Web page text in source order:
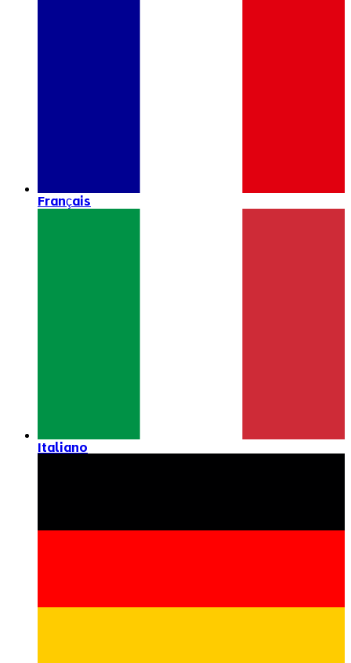
Français
Italiano